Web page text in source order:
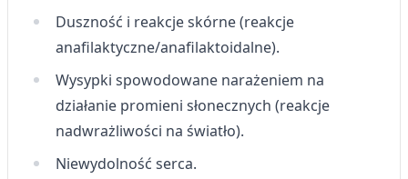
Duszność i reakcje skórne (reakcje
anafilaktyczne/anafilaktoidalne).
Wysypki spowodowane narażeniem na
działanie promieni słonecznych (reakcje
nadwrażliwości na światło).
Niewydolność serca.